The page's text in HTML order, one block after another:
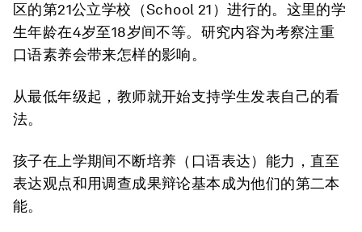
区的第21公立学校（School 21）进行的。这里的学
生年龄在4岁至18岁间不等。研究内容为考察注重
口语素养会带来怎样的影响。
从最低年级起，教师就开始支持学生发表自己的看
法。
孩子在上学期间不断培养（口语表达）能力，直至
表达观点和用调查成果辩论基本成为他们的第二本
能。